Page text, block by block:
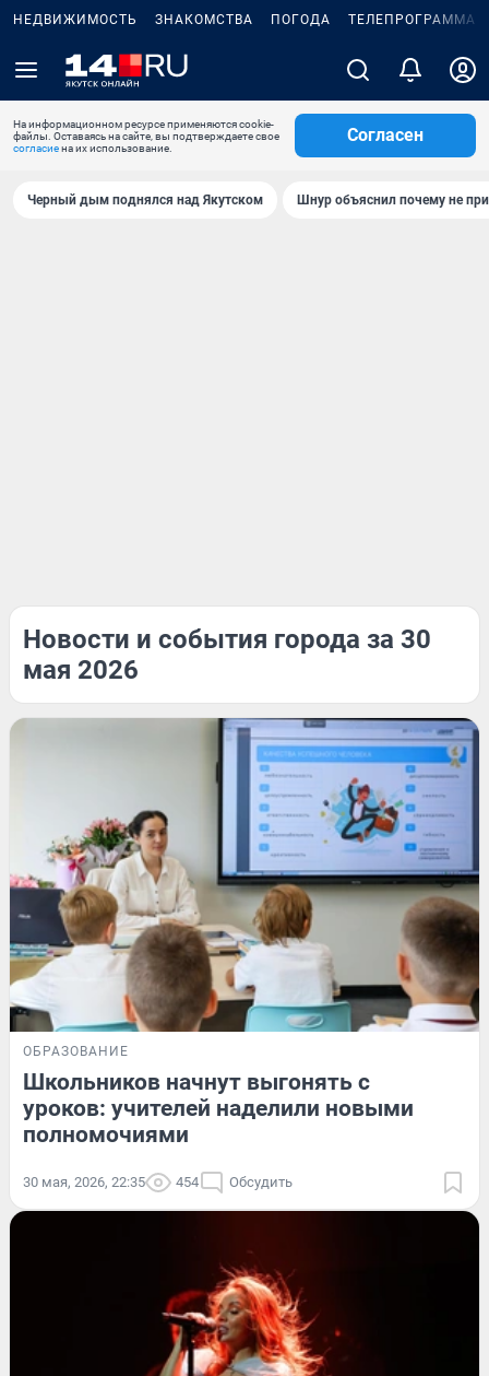
НЕДВИЖИМОСТЬ ЗНАКОМСТВА ПОГОДА ТЕЛЕПРОГРАММА
На информационном ресурсе применяются cookie-
файлы. Оставаясь на сайте, вы подтверждаете свое
согласиена их использование.
Согласен
Черный дым поднялся над Якутском Шнур объяснил почему не
Новости и события города за 30
мая 2026
ОБРАЗОВАНИЕ
Школьников начнут выгонять с
уроков: учителей наделили новыми
полномочиями
30 мая, 2026, 22:35 454 Обсудить